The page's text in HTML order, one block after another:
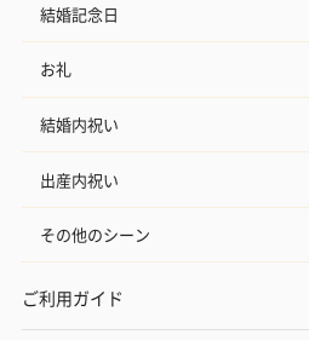
結婚記念日
お礼
結婚内祝い
出産内祝い
その他のシーン
ご利用ガイド